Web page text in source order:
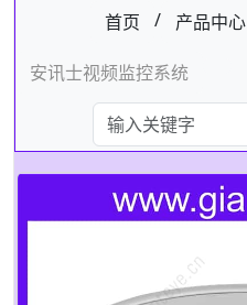
首页 / 产品中心
安讯士视频监控系统